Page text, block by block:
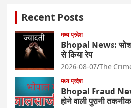
Recent Posts
मध्य प्रदेश
Bhopal News:
से किया रेप
2026-08-07 The
मध्य प्रदेश
Bhopal Fraud
होने वाली पुरानी